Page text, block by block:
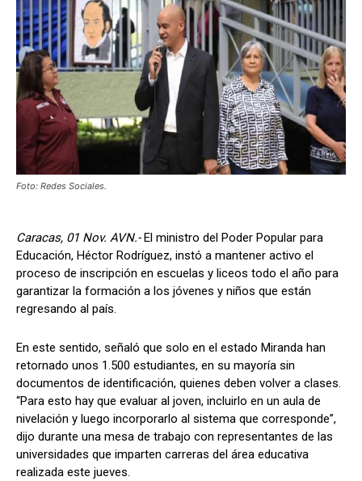
Foto: Redes Sociales.
Caracas, 01 Nov. AVN.- El ministro del Poder Popular para
Educación, Héctor Rodríguez, instó a mantener activo el
proceso de inscripción en escuelas y liceos todo el año para
garantizar la formación a los jóvenes y niños que están
regresando al país.
En este sentido, señaló que solo en el estado Miranda han
retornado unos 1.500 estudiantes, en su mayoría sin
documentos de identificación, quienes deben volver a clases.
“Para esto hay que evaluar al joven, incluirlo en un aula de
nivelación y luego incorporarlo al sistema que corresponde”,
dijo durante una mesa de trabajo con representantes de las
universidades que imparten carreras del área educativa
realizada este jueves.